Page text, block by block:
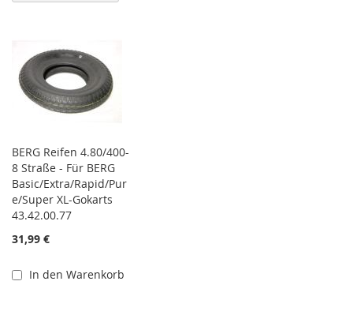
BERG Reifen 4.80/400-
8 Straße - Für BERG
Basic/Extra/Rapid/Pur
e/Super XL-Gokarts
43.42.00.77
31,99 €
In den Warenkorb